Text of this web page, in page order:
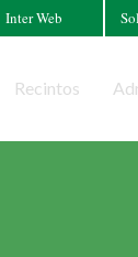
Inter Web
Recintos